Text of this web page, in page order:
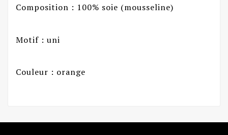
Composition : 100% soie (mousseline)
Motif : uni
Couleur : orange